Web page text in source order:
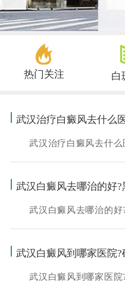
热门关注 白
武汉治疗白癜风去什么
武汉治疗白癜风去什么
武汉白癜风去哪治的好
武汉白癜风去哪治的好?
武汉白癜风到哪家医院
武汉白癜风到哪家医院?